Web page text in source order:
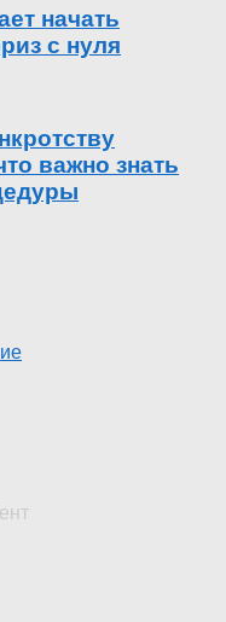
начать
с нуля
важно знать